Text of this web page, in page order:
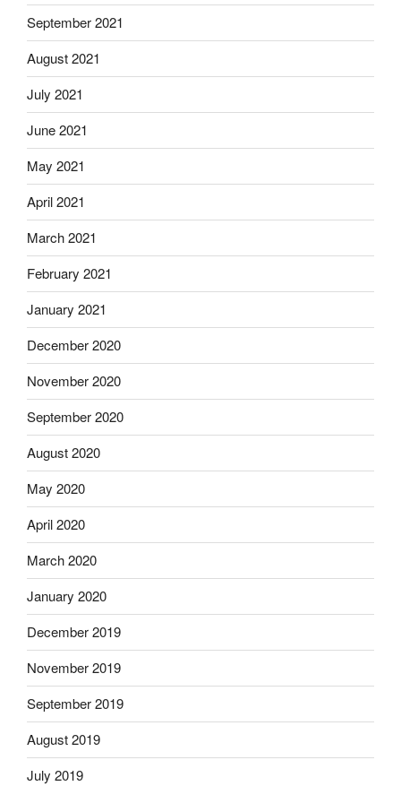
September 2021
August 2021
July 2021
June 2021
May 2021
April 2021
March 2021
February 2021
January 2021
December 2020
November 2020
September 2020
August 2020
May 2020
April 2020
March 2020
January 2020
December 2019
November 2019
September 2019
August 2019
July 2019